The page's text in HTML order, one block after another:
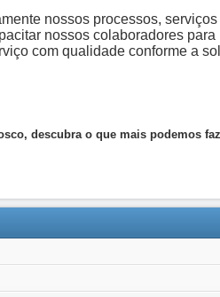
nossos processos,
nossos colaboradores
com qualidade conforme a
descubra o que mais podemos